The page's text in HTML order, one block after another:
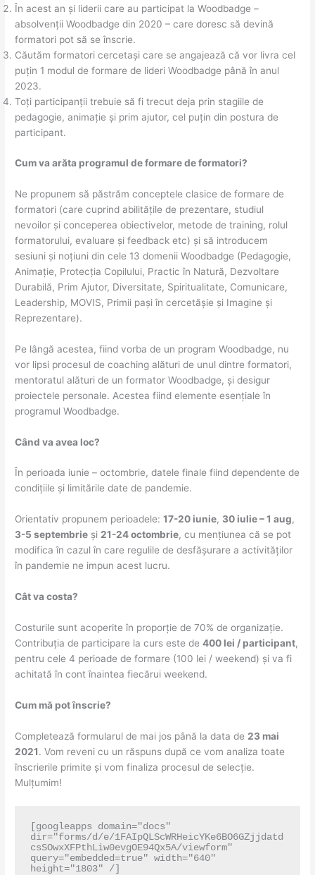
În acest an și liderii care au participat la Woodbadge –
absolvenții Woodbadge din 2020 – care doresc să devină
formatori pot să se înscrie.
Căutăm formatori cercetași care se angajează că vor livra cel
puțin 1 modul de formare de lideri Woodbadge până în anul
2023.
Toți participanții trebuie să fi trecut deja prin stagiile de
pedagogie, animație și prim ajutor, cel puțin din postura de
participant.
Cum va arăta programul de formare de formatori?
Ne propunem să păstrăm conceptele clasice de formare de
formatori (care cuprind abilitățile de prezentare, studiul
nevoilor și conceperea obiectivelor, metode de training, rolul
formatorului, evaluare și feedback etc) și să introducem
sesiuni și noțiuni din cele 13 domenii Woodbadge (Pedagogie,
Animație, Protecția Copilului, Practic în Natură, Dezvoltare
Durabilă, Prim Ajutor, Diversitate, Spiritualitate, Comunicare,
Leadership, MOVIS, Primii pași în cercetășie și Imagine și
Reprezentare).
Pe lângă acestea, fiind vorba de un program Woodbadge, nu
vor lipsi procesul de coaching alături de unul dintre formatori,
mentoratul alături de un formator Woodbadge, și desigur
proiectele personale. Acestea fiind elemente esențiale în
programul Woodbadge.
Când va avea loc?
În perioada iunie – octombrie, datele finale fiind dependente de
condițiile și limitările date de pandemie.
Orientativ propunem perioadele:17-20 iunie, 30 iulie – 1 aug,
3-5 septembrie și21-24 octombrie, cu mențiunea că se pot
modifica în cazul în care regulile de desfășurare a activităților
în pandemie ne impun acest lucru.
Cât va costa?
Costurile sunt acoperite în proporție de 70% de organizație.
Contribuția de participare la curs este de400 lei / participant,
pentru cele 4 perioade de formare (100 lei / weekend) și va fi
achitată în cont înaintea fiecărui weekend.
Cum mă pot înscrie?
Completează formularul de mai jos până la data de 23 mai
2021. Vom reveni cu un răspuns după ce vom analiza toate
înscrierile primite și vom finaliza procesul de selecție.
Mulțumim!
[googleapps domain="docs"
dir="forms/d/e/1FAIpQLScWRHeicYKe6BO6GZjjdatd
csSOwxXFPthLiw0evgOE94Qx5A/viewform"
query="embedded=true" width="640"
height="1803" /]